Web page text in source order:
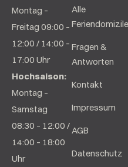
Montag –
Freitag 09:00 –
12:00 / 14:00 –
17:00 Uhr
Hochsaison:
Montag –
Samstag
08:30 – 12:00 /
14:00 – 18:00
Uhr
Alle
Feriendomizile
Fragen &
Antworten
Kontakt
Impressum
AGB
Datenschutz